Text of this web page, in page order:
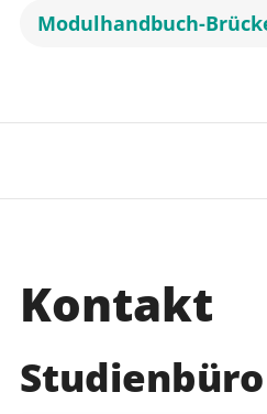
Modulhandbuch-
Kontakt
Studienbüro